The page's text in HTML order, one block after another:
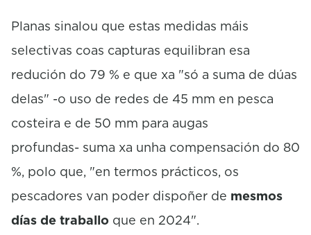
Planas sinalou que estas medidas máis
selectivas coas capturas equilibran esa
redución do 79 % e que xa "só a suma de dúas
delas" -o uso de redes de 45 mm en pesca
costeira e de 50 mm para augas
profundas- suma xa unha compensación do 80
%, polo que, "en termos prácticos, os
pescadores van poder dispoñer de mesmos
días de traballo que en 2024".